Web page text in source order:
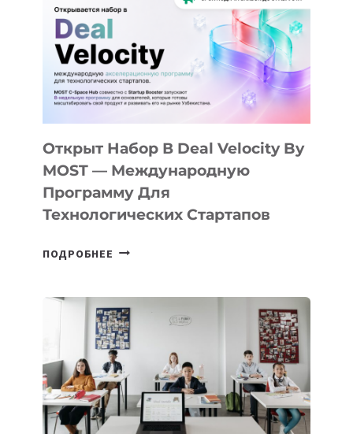
AI
YOUTH
CAMP
ДАЛ
30
ПОДРОСТКАМ
БИЛЕТ
IT-
ПРЕДПРИНИМАТЕЛЬСТВО
Открыт Набор В Deal Velocity By
MOST — Международную
Программу Для
Технологических Стартапов
ПОДРОБНЕЕ ОТКРЫТ
DEAL
VELOCITY
BY
MOST
—
МЕЖДУНАРОДНУЮ
ПРОГРАММУ